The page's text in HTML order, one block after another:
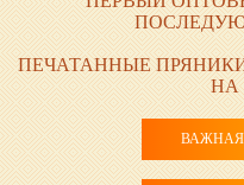
ПЕЧАТАННЫЕ
НА